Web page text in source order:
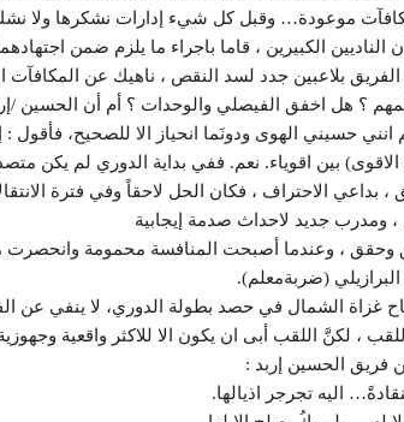
موعودة… وقبل كل شيء إدارات نشكرها ولا نشك
الناديين الكبيرين ، قاما باجراء ما يلزم ضمن
بلاعبين جدد لسد النقص ، ناهيك عن المكافآت
؟ هل اخفق الفيصلي والوحدات ؟ أم أن الحسين /
انني حسيني الهوى ودونَما انحياز الا للصحيح،
بين اقوياء. نعم. ففي بداية الدوري لم يكن
بداعي الاحتراف ، فكان الحل لاحقاً وفي فترة
ومدرب جديد لاحداث صدمة إيجابية
وحقق ، وعندما أصبحت المنافسة محمومة وانحصرت
البرازيلي (ضربةمعلم).
غزاة الشمال في حصد بطولة الدوري، لا ينفي عن
، لكنَّ اللقب أبى ان يكون الا للاكثر واقعية
فريق الحسين إربد :
اليه تجرجر اذيالها.